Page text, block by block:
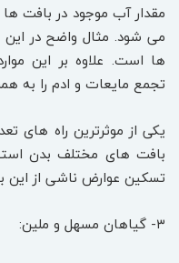
مقدار آب موجود در بافت ها
می شود. مثال واضح در این
ها است. علاوه بر این
تجمع مایعات و ادم را به
یکی از موثرترین راه های
بافت های مختلف بدن
تسکین عوارض ناشی از این
۳- گیاهان مسهل و ملین: